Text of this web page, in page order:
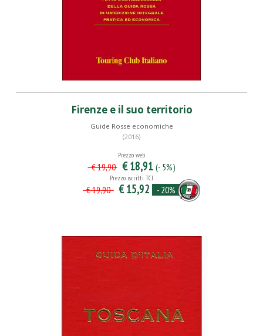
Firenze e il suo territorio
Guide Rosse economiche
(2016)
Prezzo web
€ 19,90 € 18,91 (- 5%)
Prezzo iscritti TCI
€ 19,90 € 15,92 - 20%